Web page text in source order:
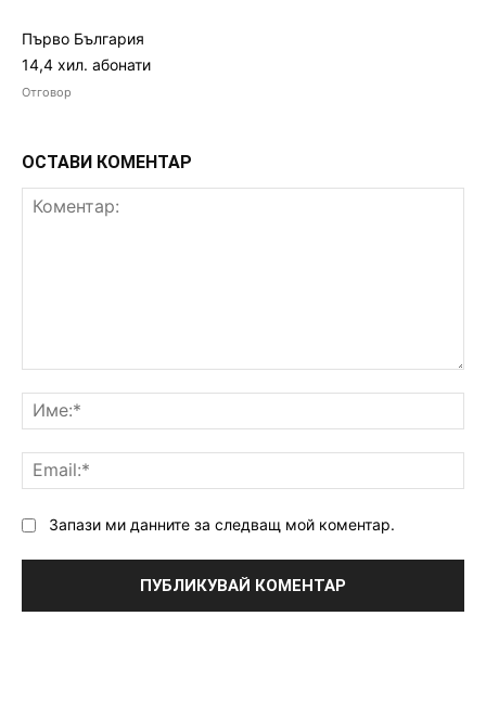
Първо България
14,4 хил. абонати
Отговор
ОСТАВИ КОМЕНТАР
Запази ми данните за следващ мой коментар.